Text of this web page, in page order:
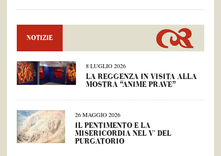
NOTIZIE
8 LUGLIO 2026
LA REGGENZA IN VISITA ALLA
MOSTRA “ANIME PRAVE”
26 MAGGIO 2026
IL PENTIMENTO E LA
MISERICORDIA NEL V° DEL
PURGATORIO